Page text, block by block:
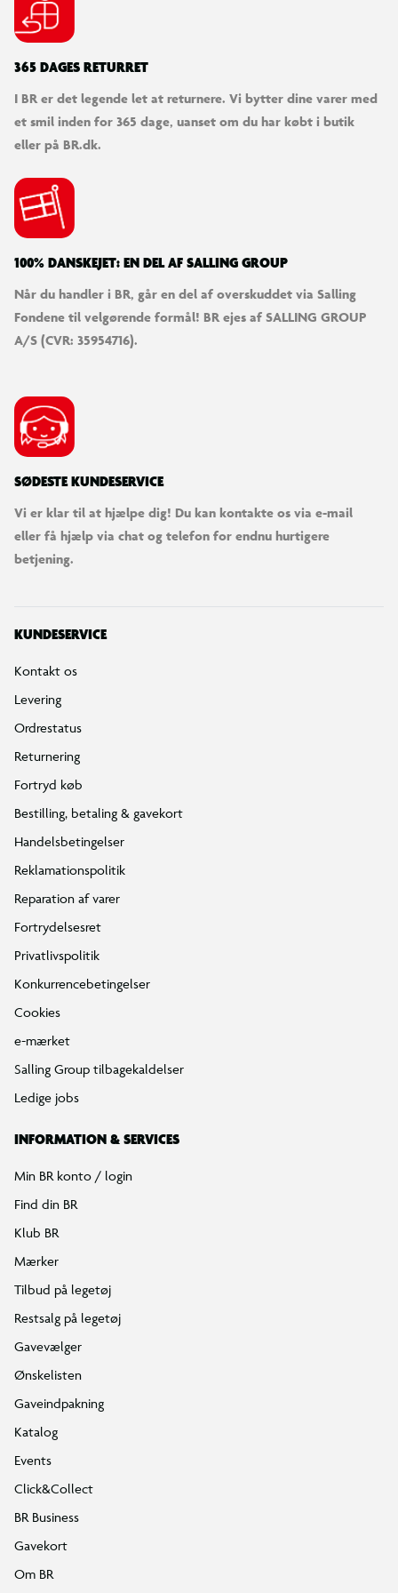
Funktioner
Skab dine egne tricks – kun fantasien sætter grænser
Snoren bevæger sig op til 65 km/t
3 forskellige snorelængder i farver
Genopladelig via USB
Indhold
1 ZipString
3 farverige snore i forskellige længder
1 x 3,7V genopladeligt Li-ion batteri
1 USB-kabel
1 instruktionsmanual
365 DAGES RETURRET
I BR er det legende let at returnere. Vi bytter dine varer med
et smil inden for 365 dage, uanset om du har købt i butik
eller på BR.dk.
100% DANSKEJET: EN DEL AF SALLING GROUP
Når du handler i BR, går en del af overskuddet via Salling
Fondene til velgørende formål! BR ejes af SALLING GROUP
A/S (CVR: 35954716).
SØDESTE KUNDESERVICE
Vi er klar til at hjælpe dig! Du kan kontakte os via e-mail
eller få hjælp via chat og telefon for endnu hurtigere
betjening.
KUNDESERVICE
Kontakt os
Levering
Ordrestatus
Returnering
Fortryd køb
Bestilling, betaling & gavekort
Handelsbetingelser
Reklamationspolitik
Reparation af varer
Fortrydelsesret
Privatlivspolitik
Konkurrencebetingelser
Cookies
e-mærket
Salling Group tilbagekaldelser
Ledige jobs
INFORMATION & SERVICES
Min BR konto / login
Find din BR
Klub BR
Mærker
Tilbud på legetøj
Restsalg på legetøj
Gavevælger
Ønskelisten
Gaveindpakning
Katalog
Events
Click&Collect
BR Business
Gavekort
Om BR